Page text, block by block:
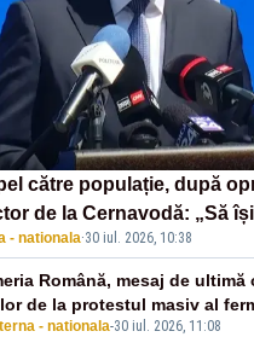
către populație, după
de la Cernavodă: „Să
orele de seară”
- nationala·30 iul. 2026, 10:38
- nationala-30 iul. 2026, 11:08
Română, mesaj de ultimă
de la protestul masiv al